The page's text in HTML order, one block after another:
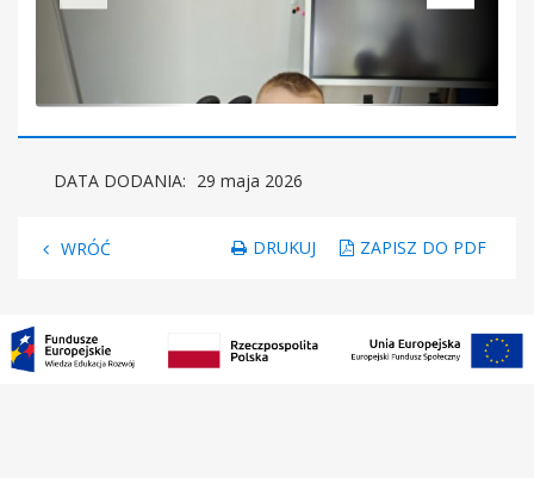
DATA DODANIA: 29 maja 2026
WRÓĆ DRUKUJ ZAPISZ DO PDF